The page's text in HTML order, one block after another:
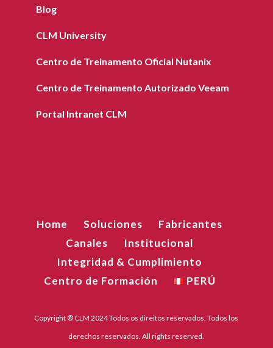
Blog
CLM University
Centro de Treinamento Oficial Nutanix
Centro de Treinamento Autorizado Veeam
Portal Intranet CLM
Home Soluciones
Fabricantes
Canales
Institucional
Integridad & Cumplimiento
Centro de Formación
PERÚ
Copyright ® CLM 2024 Todos os direitos reservados. Todos los
derechos reservados. All rights reserved.